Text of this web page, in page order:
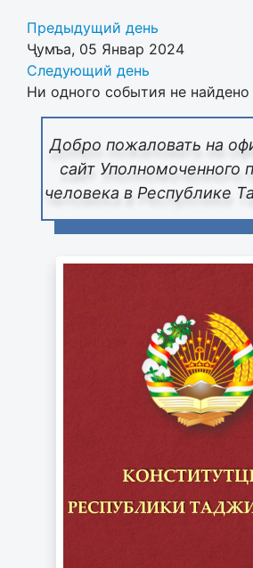
Добро пожаловать на
сайт Уполномоченного
человека в Республике
Предыдущий день
Ҷумъа, 05 Январ 2024
Следующий день
Ни одного события не найдено